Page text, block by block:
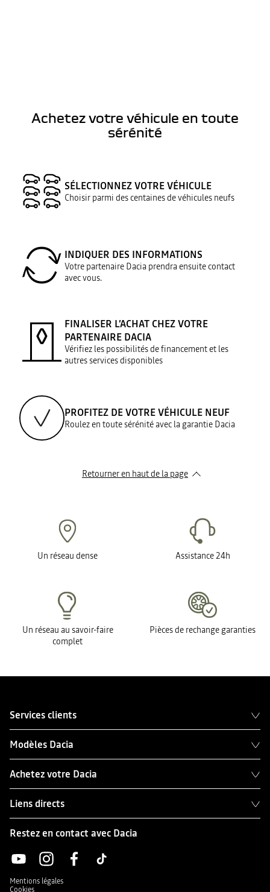
Achetez votre véhicule en toute
sérénité
SÉLECTIONNEZ VOTRE VÉHICULE
Choisir parmi des centaines de véhicules neufs
INDIQUER DES INFORMATIONS
Votre partenaire Dacia prendra ensuite contact
avec vous.
FINALISER L’ACHAT CHEZ VOTRE
PARTENAIRE DACIA
Vérifiez les possibilités de financement et les
autres services disponibles
PROFITEZ DE VOTRE VÉHICULE NEUF
Roulez en toute sérénité avec la garantie Dacia
Retourner en haut de la page
Un réseau dense Assistance 24h
Un réseau au savoir-faire
complet
Pièces de rechange garanties
Services clients
Modèles Dacia
Achetez votre Dacia
Liens directs
Restez en contact avec Dacia
Mentions légales
Cookies